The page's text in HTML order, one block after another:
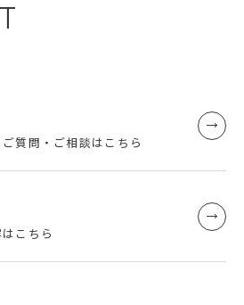
質問・ご相談はこちら
こちら